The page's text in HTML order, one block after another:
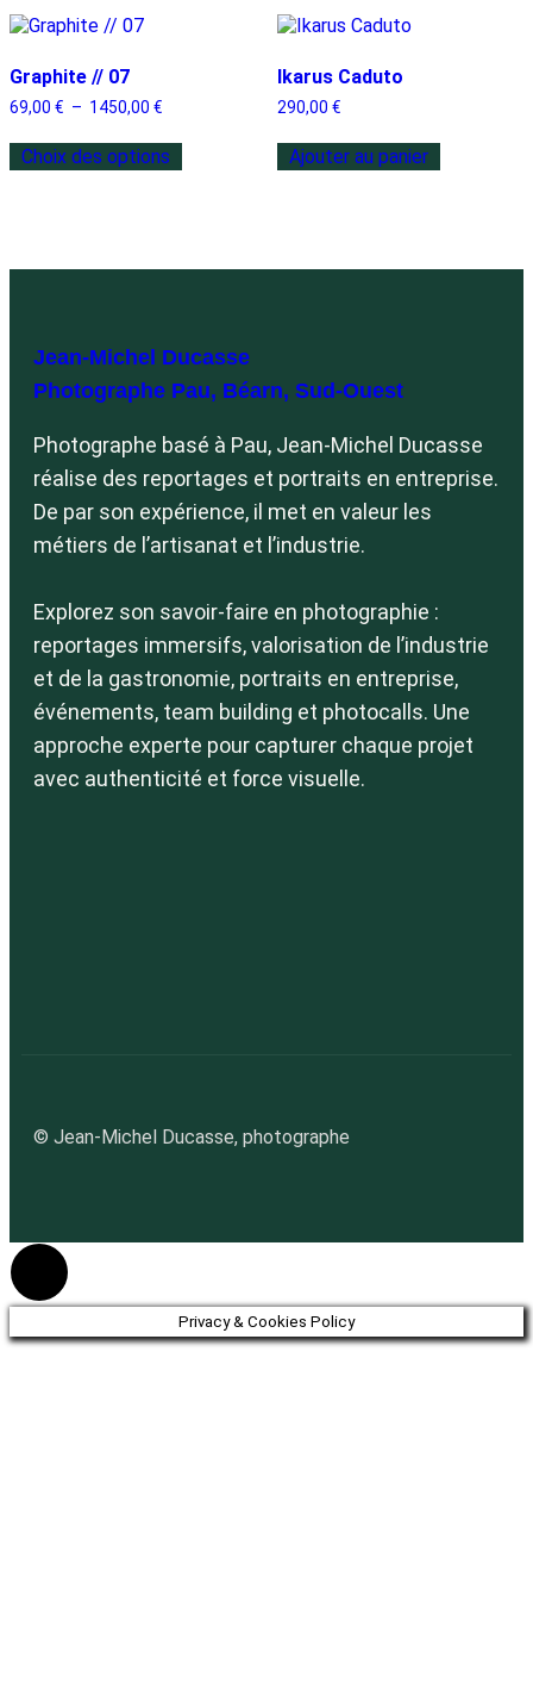
Graphite // 07
69,00 € – 1450,00 €
Choix des options
Ikarus Caduto
290,00 €
Ajouter au panier
Jean-Michel Ducasse
Photographe Pau, Béarn, Sud-Ouest
Photographe basé à Pau, Jean-Michel Ducasse
réalise des reportages et portraits en entreprise.
De par son expérience, il met en valeur les
métiers de l’artisanat et l’industrie.
Explorez son savoir-faire en photographie :
reportages immersifs, valorisation de l’industrie
et de la gastronomie, portraits en entreprise,
événements, team building et photocalls. Une
approche experte pour capturer chaque projet
avec authenticité et force visuelle.
© Jean-Michel Ducasse, photographe
Privacy & Cookies Policy